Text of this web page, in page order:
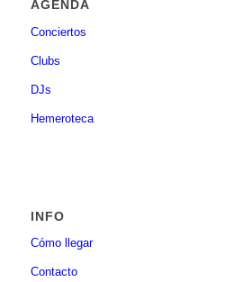
AGENDA
Conciertos
Clubs
DJs
Hemeroteca
INFO
Cómo llegar
Contacto